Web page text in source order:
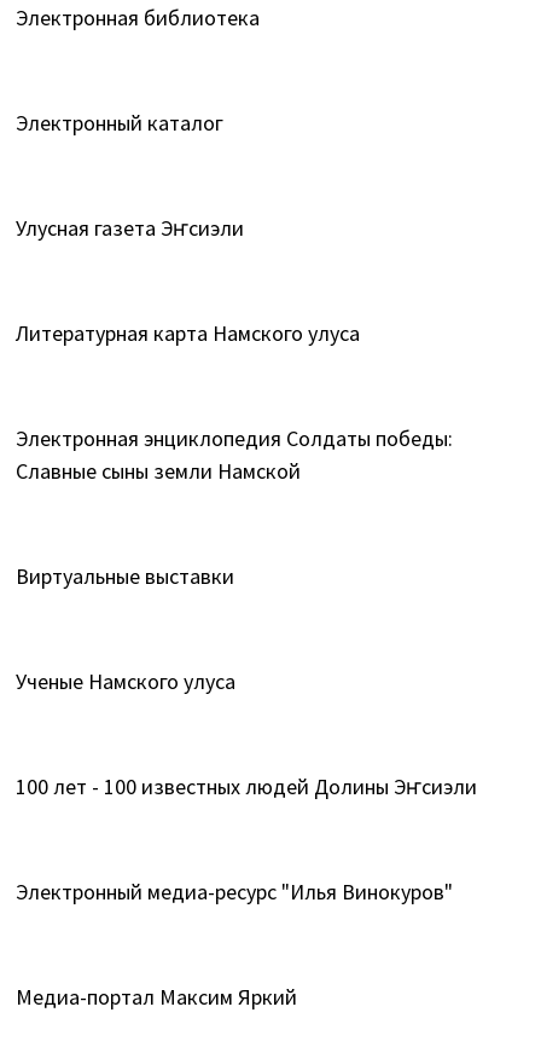
Электронная библиотека
Электронный каталог
Улусная газета Эҥсиэли
Литературная карта Намского улуса
Электронная энциклопедия Солдаты победы:
Славные сыны земли Намской
Виртуальные выставки
Ученые Намского улуса
100 лет - 100 известных людей Долины Эҥсиэли
Электронный медиа-ресурс "Илья Винокуров"
Медиа-портал Максим Яркий